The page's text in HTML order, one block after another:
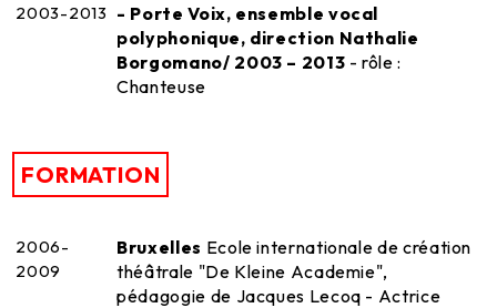
2003-2013 - Porte Voix, ensemble vocal
polyphonique, direction Nathalie
Borgomano/ 2003 – 2013 - rôle :
Chanteuse
FORMATION
2006-
2009
Bruxelles Ecole internationale de création
théâtrale "De Kleine Academie",
pédagogie de Jacques Lecoq - Actrice